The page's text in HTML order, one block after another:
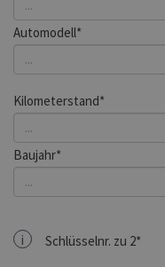
Automodell*
Kilometerstand*
Baujahr*
i Schlüsselnr. zu 2*